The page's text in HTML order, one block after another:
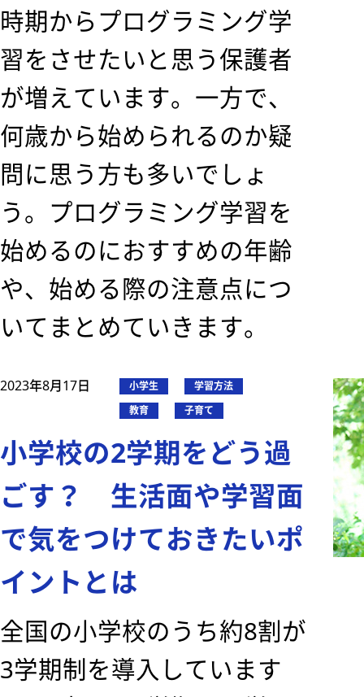
時期からプログラミング学
習をさせたいと思う保護者
が増えています。一方で、
何歳から始められるのか疑
問に思う方も多いでしょ
う。プログラミング学習を
始めるのにおすすめの年齢
や、始める際の注意点につ
いてまとめていきます。
2023年8月17日 小学生
学習方法
教育
子育て
小学校の2学期をどう過
ごす？ 生活面や学習面
で気をつけておきたいポ
イントとは
全国の小学校のうち約8割が
3学期制を導入しています